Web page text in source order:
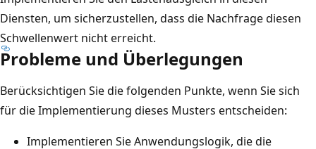
n
w
a
r
Diensten, um sicherzustellen, dass die Nachfrage diesen
Schwellenwert nicht erreicht.
Probleme und Überlegungen
Berücksichtigen Sie die folgenden Punkte, wenn Sie sich
für die Implementierung dieses Musters entscheiden:
Implementieren Sie Anwendungslogik, die die